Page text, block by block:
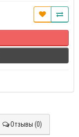
Отзывы (0)